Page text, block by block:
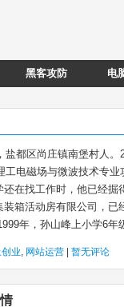
黑客攻防 电
盐都区尚庄镇南堡村人
工电磁场与微波技术专
还在找工作时，他已经
装箱活动房有限公司，
年，孙山峰上小学6年
创业, 网站运营 暂无评论